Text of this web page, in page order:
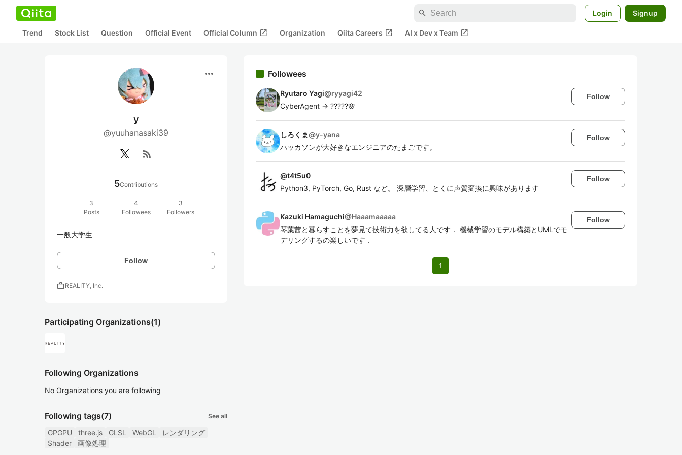
search Login Signup
Trend Stock List Question Official Event Official Column open_in_new Organization Qiita Careers open_in_new AI x Dev x Team open_in_new
more_horiz
y
@yuuhanasaki39
rss_feed
5Contributions
3
Posts
4
Followees
3
Followers
一般大学生
Follow
workREALITY, Inc.
Participating Organizations(1)
Following Organizations
No Organizations you are following
Following tags(7) See all
GPGPU three.js GLSL WebGL
レンダリング
Shader
画像処理
Followees
Ryutaro Yagi@ryyagi42
CyberAgent -> ?????🌸
Follow
しろくま@y-yana
ハッカソンが大好きなエンジニアのたまごです。
Follow
@t4t5u0
Python3, PyTorch, Go, Rust など。 深層学習、とくに声質変換に興味があります
Follow
Kazuki Hamaguchi@Haaamaaaaa
琴葉茜と暮らすことを夢見て技術力を欲してる人です． 機械学習のモデル構築とUMLでモ
デリングするの楽しいです．
Follow
1